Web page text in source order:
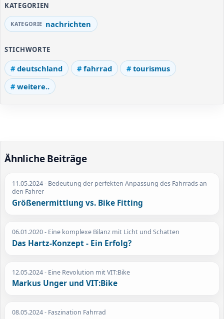
KATEGORIEN
nachrichten
STICHWORTE
deutschland fahrrad
tourismus
weitere..
Ähnliche Beiträge
11.05.2024- Bedeutung der perfekten Anpassung des Fahrrads an
den Fahrer
Größenermittlung vs. Bike Fitting
06.01.2020- Eine komplexe Bilanz mit Licht und Schatten
Das Hartz-Konzept - Ein Erfolg?
12.05.2024- Eine Revolution mit VIT:Bike
Markus Unger und VIT:Bike
08.05.2024- Faszination Fahrrad